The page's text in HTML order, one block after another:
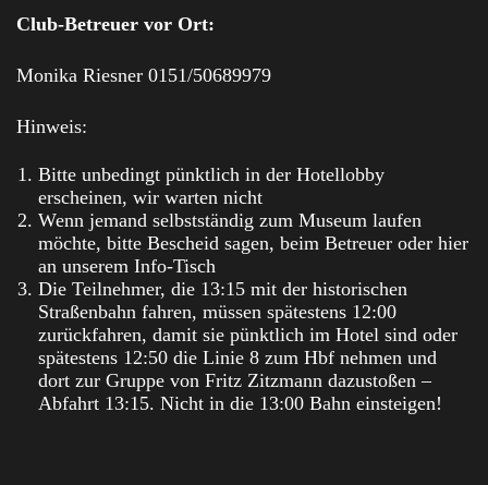
Club-Betreuer vor Ort:
Monika Riesner 0151/50689979
Hinweis:
Bitte unbedingt pünktlich in der Hotellobby
erscheinen, wir warten nicht
Wenn jemand selbstständig zum Museum laufen
möchte, bitte Bescheid sagen, beim Betreuer oder hier
an unserem Info-Tisch
Die Teilnehmer, die 13:15 mit der historischen
Straßenbahn fahren, müssen spätestens 12:00
zurückfahren, damit sie pünktlich im Hotel sind oder
spätestens 12:50 die Linie 8 zum Hbf nehmen und
dort zur Gruppe von Fritz Zitzmann dazustoßen –
Abfahrt 13:15. Nicht in die 13:00 Bahn einsteigen!